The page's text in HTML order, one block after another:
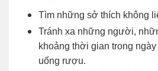
Tìm những sở thích không
Tránh xa những người,
khoảng thời gian trong
uống rượu.